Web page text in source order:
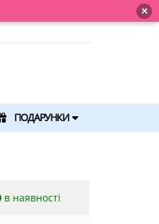
💐 Щойно отримали×
ПОДАРУНКИ
в наявності